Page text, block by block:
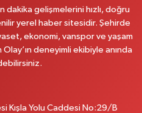
dakika gelişmelerini hızlı, doğru
yerel haber sitesidir. Şehirde
ekonomi, vanspor ve yaşam
deneyimli ekibiyle anında
Kışla Yolu Caddesi No:29/B